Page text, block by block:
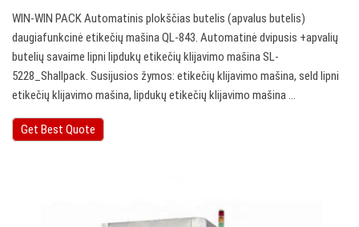
WIN-WIN PACK Automatinis plokščias butelis (apvalus butelis)
daugiafunkcinė etikečių mašina QL-843. Automatinė dvipusis +apvalių
butelių savaime lipni lipdukų etikečių klijavimo mašina SL-
5228_Shallpack. Susijusios žymos: etikečių klijavimo mašina, seld lipni
etikečių klijavimo mašina, lipdukų etikečių klijavimo mašina ...
Get Best Quote